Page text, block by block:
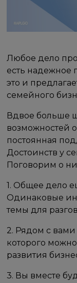
Любое дело
есть надежное
это и
семейного
Вдвое больше
возможностей
постоянная
Достоинств у
Поговорим о
1. Общее дело
Одинаковые
темы для
2. Рядом с вами
которого
развития
3. Вы вместе